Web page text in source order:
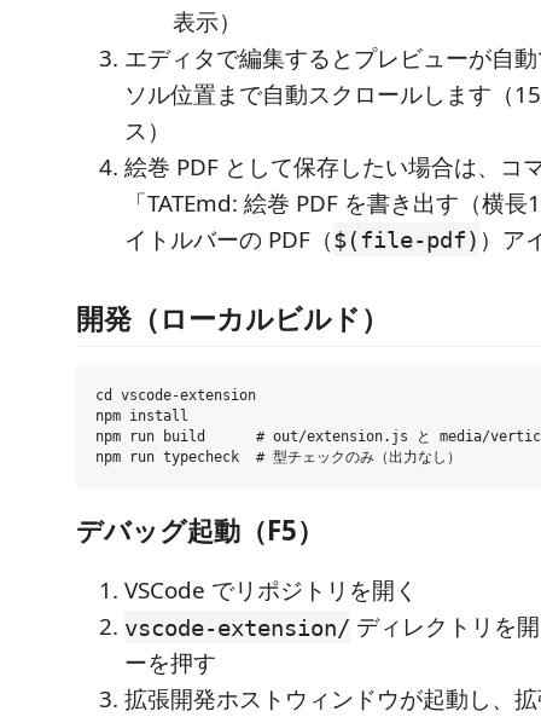
表示）
エディタで編集するとプレビューが自
ソル位置まで自動スクロールします（
ス）
絵巻 PDF として保存したい場合は、コ
「TATEmd: 絵巻 PDF を書き出す（横
イトルバーの PDF（$(file-pdf) ）ア
開発（ローカルビルド）
cd vscode-extension
npm install
npm run build      # out/extension.js と media/
デバッグ起動（F5）
VSCode でリポジトリを開く
vscode-extension/ ディレクトリを
ーを押す
拡張開発ホストウィンドウが起動し、